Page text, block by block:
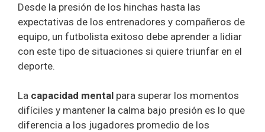
Desde la presión de los hinchas hasta las
expectativas de los entrenadores y compañeros de
equipo, un futbolista exitoso debe aprender a lidiar
con este tipo de situaciones si quiere triunfar en el
deporte.
La capacidad mental para superar los momentos
difíciles y mantener la calma bajo presión es lo que
diferencia a los jugadores promedio de los